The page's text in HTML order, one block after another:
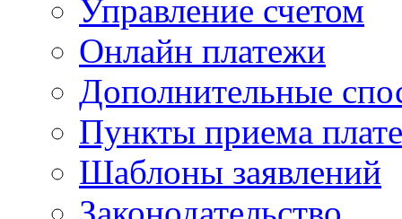
Управление счетом
Онлайн платежи
Дополнительные
Пункты приема
Шаблоны заявлений